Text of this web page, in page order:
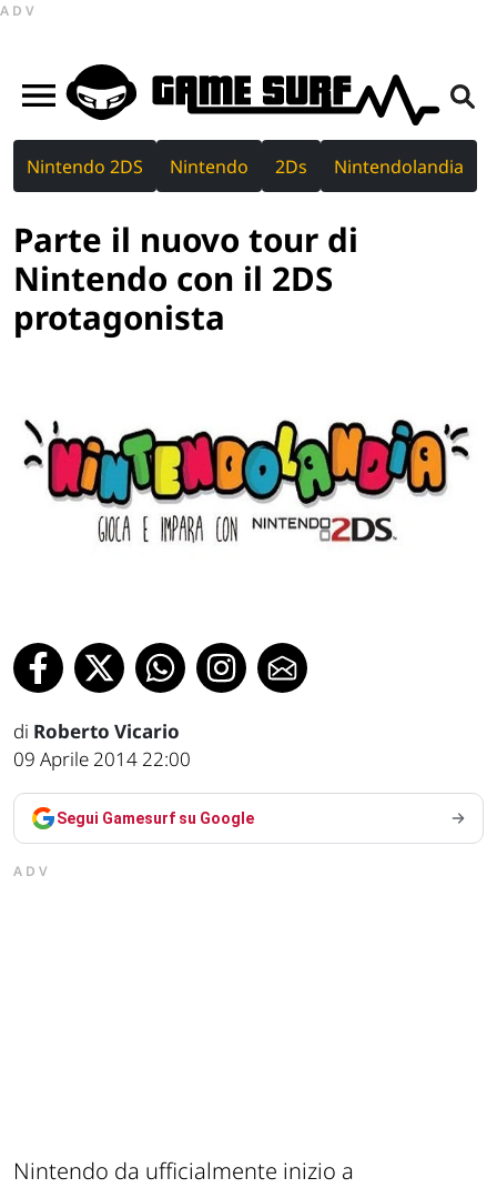
ADV
Nintendo 2DS Nintendo 2Ds Nintendolandia
Parte il nuovo tour di
Nintendo con il 2DS
protagonista
di Roberto Vicario
09 Aprile 2014 22:00
Segui Gamesurf su Google
ADV
Nintendo da ufficialmente inizio a